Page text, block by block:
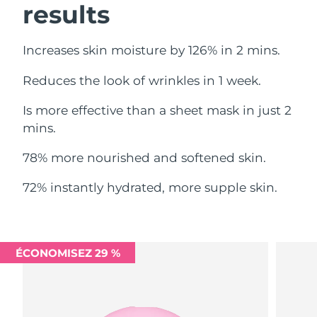
results
Increases skin moisture by 126% in 2 mins.
Reduces the look of wrinkles in 1 week.
Is more effective than a sheet mask in just 2
mins.
78% more nourished and softened skin.
72% instantly hydrated, more supple skin.
ÉCONOMISEZ 29 %
Porto Rico
Qatar Livraison estimée11/08/2026
La Réunion Livraison estimée15/08/2026
Russie